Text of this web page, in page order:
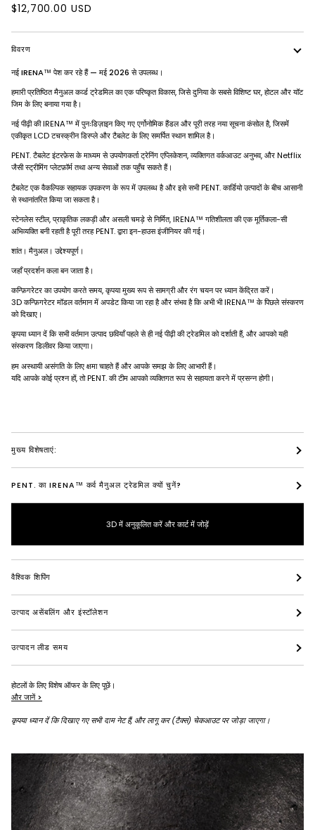
$12,700.00 USD
विवरण
नई IRENA™ पेश कर रहे हैं — मई 2026 से उपलब्ध।
हमारी प्रतिष्ठित मैनुअल कर्व्ड ट्रेडमिल का एक परिष्कृत विकास, जिसे दुनिया के सबसे विशिष्ट घर, होटल और यॉट
जिम के लिए बनाया गया है।
नई पीढ़ी की IRENA™ में पुनःडिज़ाइन किए गए एर्गोनोमिक हैंडल और पूरी तरह नया सूचना कंसोल है, जिसमें
एकीकृत LCD टचस्क्रीन डिस्प्ले और टैबलेट के लिए समर्पित स्थान शामिल है।
PENT. टैबलेट इंटरफ़ेस के माध्यम से उपयोगकर्ता ट्रेनिंग एप्लिकेशन, व्यक्तिगत वर्कआउट अनुभव, और Netflix
जैसी स्ट्रीमिंग प्लेटफ़ॉर्म तथा अन्य सेवाओं तक पहुँच सकते हैं।
टैबलेट एक वैकल्पिक सहायक उपकरण के रूप में उपलब्ध है और इसे सभी PENT. कार्डियो उत्पादों के बीच आसानी
से स्थानांतरित किया जा सकता है।
स्टेनलेस स्टील, प्राकृतिक लकड़ी और असली चमड़े से निर्मित, IRENA™ गतिशीलता की एक मूर्तिकला-सी
अभिव्यक्ति बनी रहती हैपूरी तरह PENT. द्वारा इन-हाउस इंजीनियर की गई।
शांत। मैनुअल। उद्देश्यपूर्ण।
जहाँ प्रदर्शन कला बन जाता है।
कन्फ़िगरेटर का उपयोग करते समय, कृपया मुख्य रूप से सामग्री और रंग चयन पर ध्यान केंद्रित करें।
3D कन्फ़िगरेटर मॉडल वर्तमान में अपडेट किया जा रहा है और संभव है कि अभी भी IRENA™ के पिछले संस्करण
को दिखाए।
कृपया ध्यान दें कि सभी वर्तमान उत्पाद छवियाँ पहले से ही नई पीढ़ी की ट्रेडमिल को दर्शाती हैं, और आपको यही
संस्करण डिलीवर किया जाएगा।
हम अस्थायी असंगति के लिए क्षमा चाहते हैं और आपके समझ के लिए आभारी हैं।
यदि आपके कोई प्रश्न हों, तो PENT. की टीम आपको व्यक्तिगत रूप से सहायता करने में प्रसन्न होगी।
मुख्य विशेषताएं:
PENT. का IRENA™ कर्व मैनुअल ट्रेडमिल क्यों चुनें?
3D में अनुकूलित करें और कार्ट में जोड़ें
वैश्विक शिपिंग
उत्पाद असेंबलिंग और इंस्टॉलेशन
उत्पादन लीड समय
होटलों के लिए विशेष ऑफर के लिए पूछें।
और जानें >
कृपया ध्यान दें कि दिखाए गए सभी दाम नेट हैं, और लागू कर (टैक्स) चेकआउट पर जोड़ा जाएगा।